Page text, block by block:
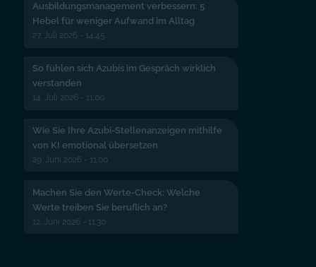
Ausbildungsmanagement verbessern: 5
Hebel für weniger Aufwand im Alltag
27. Juli 2026 - 14:45
So fühlen sich Azubis im Gespräch wirklich
verstanden
14. Juli 2026 - 11:00
Wie Sie Ihre Azubi-Stellenanzeigen mithilfe
von KI emotional übersetzen
29. Juni 2026 - 11:00
Machen Sie den Werte-Check: Welche
Werte treiben Sie beruflich an?
12. Juni 2026 - 11:30